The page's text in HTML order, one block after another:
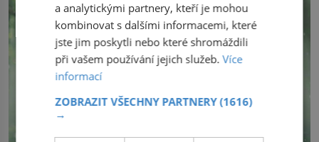
a analytickými partnery, kteří je mohou
kombinovat s dalšími informacemi, které
jste jim poskytli nebo které shromáždili
při vašem používání jejich služeb.Více
informací
ZOBRAZIT VŠECHNY PARTNERY(1616)
→